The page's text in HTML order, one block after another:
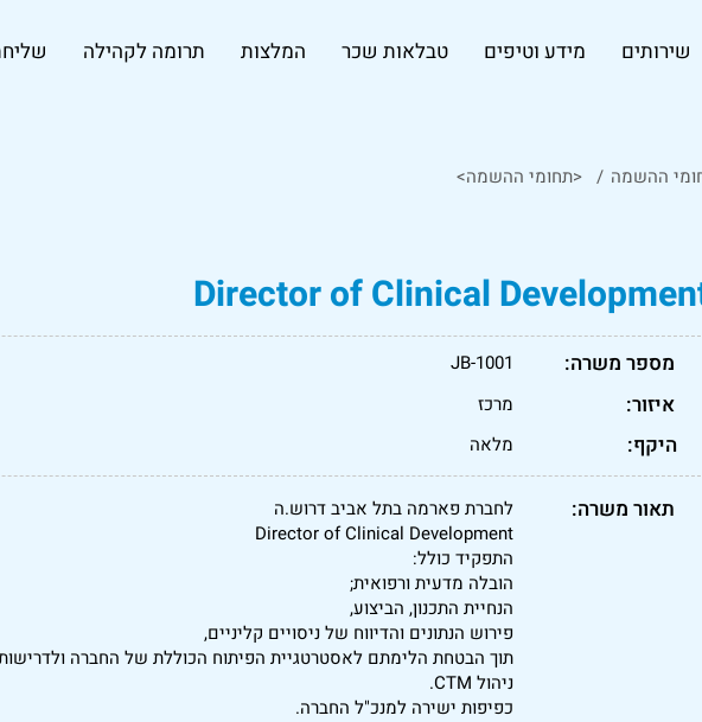
שירותים מידע וטיפים טבלאות שכר המלצות תרומה לקהילה
/ <תחומי ההשמה> ההשמה
Director of Clinical
מספר משרה: JB-1001
איזור: מרכז
היקף: מלאה
תאור משרה:
לחברת פארמה בתל אביב דרוש.ה
Director of Clinical Development
התפקיד כולל:
הובלה מדעית ורפואית;
הנחיית התכנון, הביצוע,
פירוש הנתונים והדיווח של ניסויים קליניים,
תוך הבטחת הלימתם לאסטרטגיית הפיתוח הכוללת של החברה ולדרישות
ניהול CTM.
כפיפות ישירה למנכ"ל החברה.